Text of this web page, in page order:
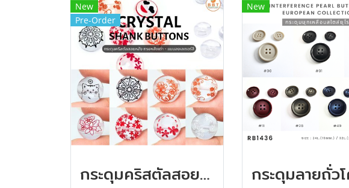
New
Pre-Order
กระดุมคริสตัลสอยหลัง ทรงหลังเต่า - แบบลงเลเซอร์สี (งานสั่งผลิต)
New